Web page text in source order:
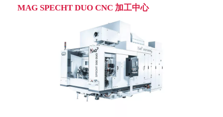
MAG SPECHT DUO CNC 加工中心